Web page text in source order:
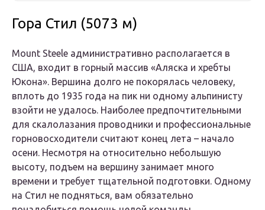
Гора Стил (5073 м)
Mount Steele административно располагается в
США, входит в горный массив «Аляска и хребты
Юкона». Вершина долго не покорялась человеку,
вплоть до 1935 года на пик ни одному альпинисту
взойти не удалось. Наиболее предпочтительными
для скалолазания проводники и профессиональные
горновосходители считают конец лета – начало
осени. Несмотря на относительно небольшую
высоту, подъем на вершину занимает много
времени и требует тщательной подготовки. Одному
на Стил не подняться, вам обязательно